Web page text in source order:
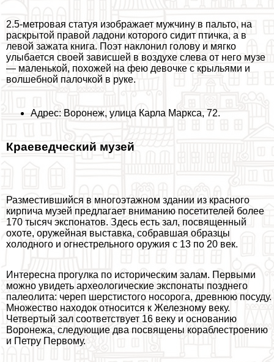
2.5-метровая статуя изображает мужчину в пальто, на
раскрытой правой ладони которого сидит птичка, а в
левой зажата книга. Поэт наклонил голову и мягко
улыбается своей зависшей в воздухе слева от него музе
— маленькой, похожей на фею дeвoчке с крыльями и
волшебной палочкой в руке.
Адрес: Воронеж, улица Карла Маркса, 72.
Краеведческий музей
Разместившийся в многоэтажном здании из красного
кирпича музей предлагает вниманию посетителей более
170 тысяч экспонатов. Здесь есть зал, посвященный
охоте, оружейная выставка, собравшая образцы
холодного и огнестрельного оружия с 13 по 20 век.
Интересна прогулка по историческим залам. Первыми
можно увидеть археологические экспонаты позднего
палеолита: череп шерстистого носорога, древнюю посуду.
Множество находок относится к Железному веку.
Четвертый зал соответствует 16 веку и основанию
Воронежа, следующие два посвящены кораблестроению
и Петру Первому.